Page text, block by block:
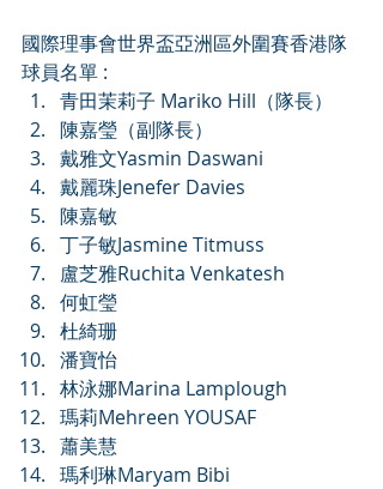
國際理事會世界盃亞洲區外圍賽香港隊
球員名單 :
青田茉莉子 Mariko Hill（隊長）
陳嘉瑩（副隊長）
戴雅文Yasmin Daswani
戴麗珠Jenefer Davies
陳嘉敏
丁子敏Jasmine Titmuss
盧芝雅Ruchita Venkatesh
何虹瑩
杜綺珊
潘寶怡
林泳娜Marina Lamplough
瑪莉Mehreen YOUSAF
蕭美慧
瑪利琳Maryam Bibi